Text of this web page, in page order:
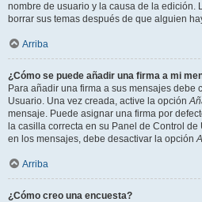
nombre de usuario y la causa de la edición.
borrar sus temas después de que alguien
Arriba
¿Cómo se puede añadir una firma a mi
Para añadir una firma a sus mensajes debe
Usuario. Una vez creada, active la opción
mensaje. Puede asignar una firma por
la casilla correcta en su Panel de Control
en los mensajes, debe desactivar la opción
Arriba
¿Cómo creo una encuesta?